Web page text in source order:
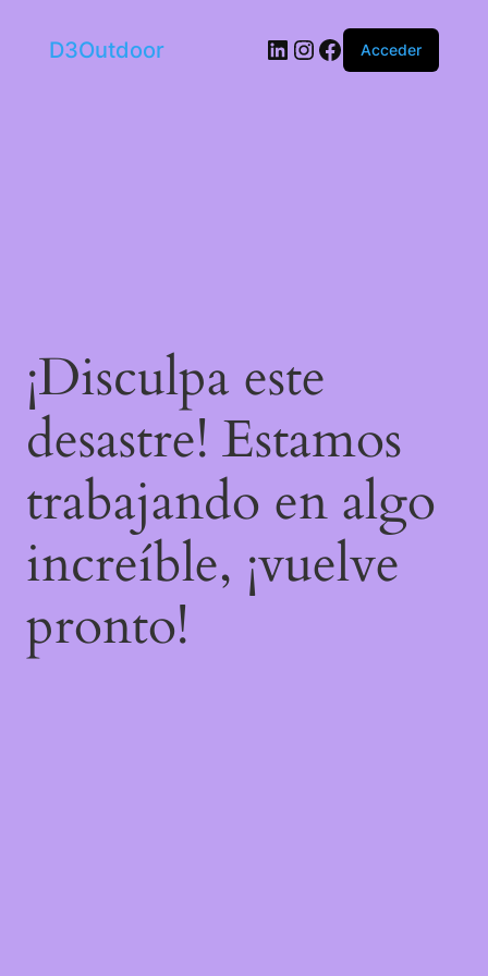
D3Outdoor LinkedIn
Instagram
Facebook
Acceder
¡Disculpa este
desastre! Estamos
trabajando en algo
increíble, ¡vuelve
pronto!